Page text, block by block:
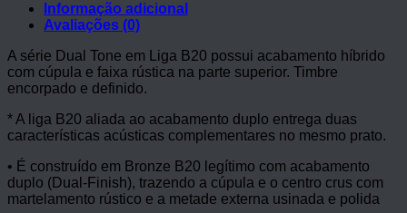
Informação adicional
Avaliações (0)
A série Dual Tone em Liga B20 possui acabamento híbrido
com cúpula e faixa rústica na parte superior. Timbre
encorpado e definido.
* A liga B20 aliada ao acabamento duplo entrega duas
características acústicas complementares no mesmo prato.
• É construído em Bronze B20 legítimo com acabamento
duplo (Dual-Finish), trazendo a cúpula e o centro crus com
martelamento rústico e a metade externa usinada e polida